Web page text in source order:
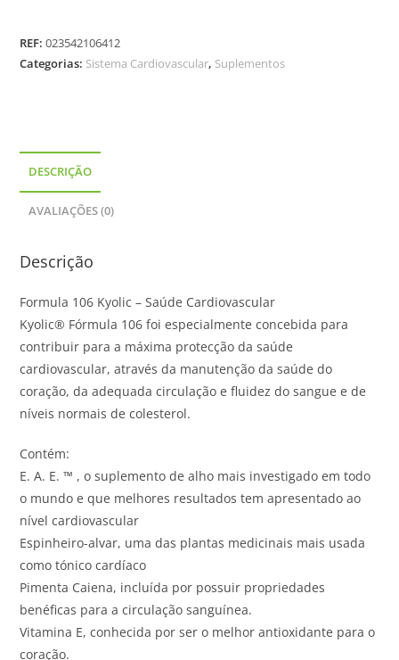
REF:023542106412
Categorias: Sistema Cardiovascular, Suplementos
DESCRIÇÃO
AVALIAÇÕES (0)
Descrição
Formula 106 Kyolic – Saúde Cardiovascular
Kyolic® Fórmula 106 foi especialmente concebida para
contribuir para a máxima protecção da saúde
cardiovascular, através da manutenção da saúde do
coração, da adequada circulação e fluidez do sangue e de
níveis normais de colesterol.
Contém:
E. A. E. ™ , o suplemento de alho mais investigado em todo
o mundo e que melhores resultados tem apresentado ao
nível cardiovascular
Espinheiro-alvar, uma das plantas medicinais mais usada
como tónico cardíaco
Pimenta Caiena, incluída por possuir propriedades
benéficas para a circulação sanguínea.
Vitamina E, conhecida por ser o melhor antioxidante para o
coração.